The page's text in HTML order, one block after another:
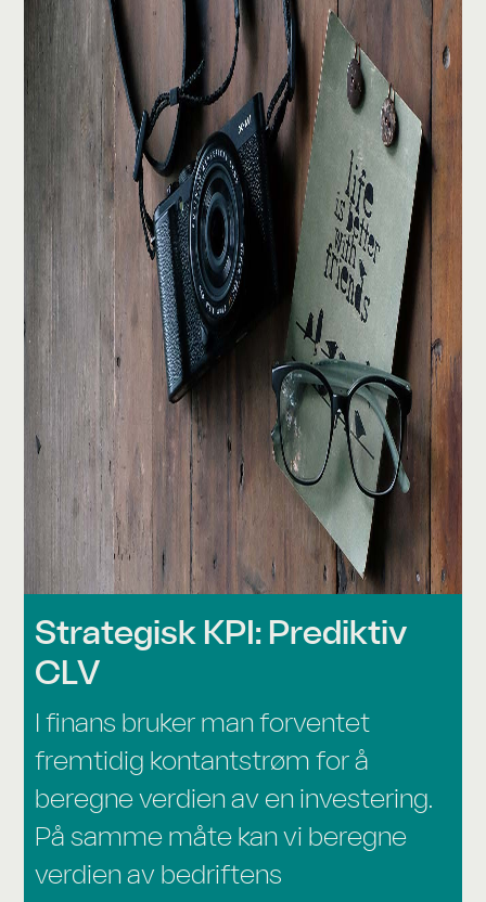
Strategisk KPI: Prediktiv
CLV
I finans bruker man forventet
fremtidig kontantstrøm for å
beregne verdien av en investering.
På samme måte kan vi beregne
verdien av bedriftens